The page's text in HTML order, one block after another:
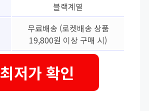
블랙계열
무료배송 (로켓배송 상품
19,800원 이상 구매 시)
최저가 확인